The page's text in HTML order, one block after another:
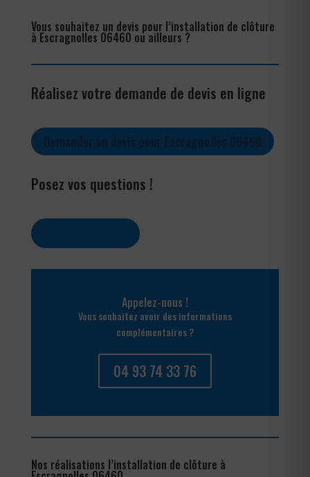
Vous souhaitez un devis pour l’installation de clôture
à Escragnolles 06460 ou ailleurs ?
Réalisez votre demande de devis en ligne
Posez vos questions !
Appelez-nous !
Vous souhaitez avoir des informations
complémentaires ?
04 93 74 33 76
Nos réalisations l’installation de clôture à